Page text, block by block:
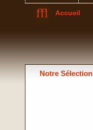
Accueil
Notre Sélection